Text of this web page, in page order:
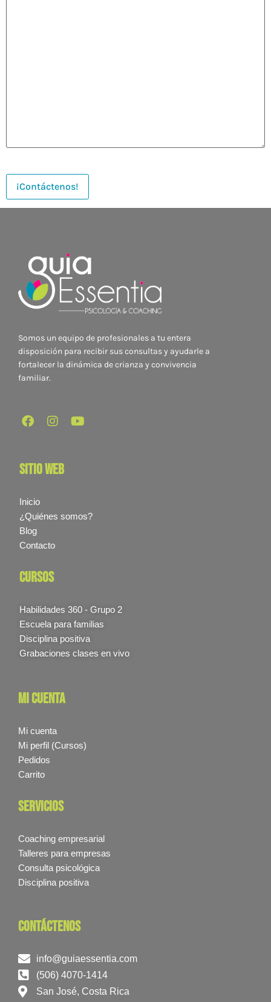
Somos un equipo de profesionales a tu entera
disposición para recibir sus consultas y ayudarle a
fortalecer la dinámica de crianza y convivencia
familiar.
sitio web
Inicio
¿Quiénes somos?
Blog
Contacto
cursos
Habilidades 360 - Grupo 2
Escuela para familias
Disciplina positiva
Grabaciones clases en vivo
mi cuenta
Mi cuenta
Mi perfil (Cursos)
Pedidos
Carrito
servicios
Coaching empresarial
Talleres para empresas
Consulta psicológica
Disciplina positiva
contáctenos
info@guiaessentia.com
(506) 4070-1414
San José, Costa Rica